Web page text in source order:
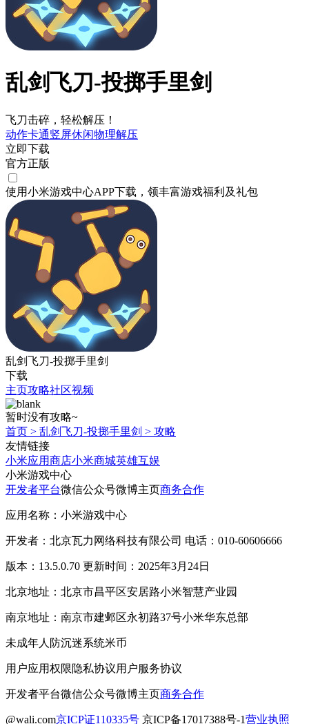
乱剑飞刀-投掷手里剑
飞刀击碎，轻松解压！
动作卡通竖屏休闲物理解压
立即下载
官方正版
使用小米游戏中心APP下载 ，领丰富游戏福利 及礼包
乱剑飞刀-投掷手里剑
下载
主页攻略社区视频
暂时没有攻略~
首页 > 乱剑飞刀-投掷手里剑 > 攻略
友情链接
小米应用商店小米商城英雄互娱
小米游戏中心
开发者平台微信公众号微博主页商务合作
应用名称：小米游戏中心
开发者：北京瓦力网络科技有限公司 电话：010-60606666
版本：13.5.0.70 更新时间：2025年3月24日
北京地址：北京市昌平区安居路小米智慧产业园
南京地址：南京市建邺区永初路37号小米华东总部
未成年人防沉迷系统米币
用户应用权限隐私协议用户服务协议
开发者平台微信公众号微博主页商务合作
@wali.com京ICP证110335号 京ICP备17017388号-1营业执照